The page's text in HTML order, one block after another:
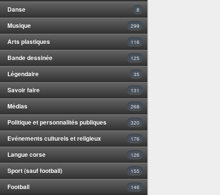
Danse 8
Musique 299
Arts plastiques 116
Bande dessinée 125
Légendaire 35
Savoir faire 131
Médias 268
Politique et personnalités publiques 320
Evénements culturels et religieux 176
Langue corse 126
Sport (sauf football) 155
Football 146